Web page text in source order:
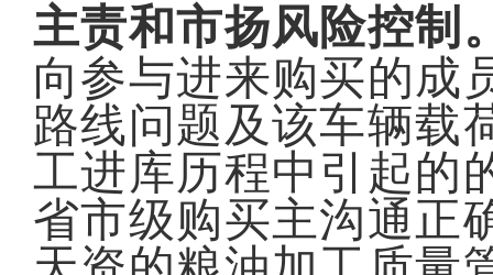
主责和市扬风险控制
向参与进来购买的成
路线问题及该车辆载
工进库历程中引起的
省市级购买主沟通正